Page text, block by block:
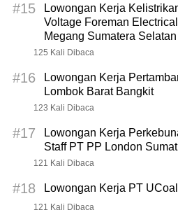
#15
Lowongan Kerja
Voltage Foreman
Megang Sumatera Selatan
125 Kali Dibaca
#16
Lowongan Kerja
Lombok Barat Bangkit
123 Kali Dibaca
#17
Lowongan Kerja
Staff PT PP London
121 Kali Dibaca
#18 Lowongan Kerja PT
121 Kali Dibaca